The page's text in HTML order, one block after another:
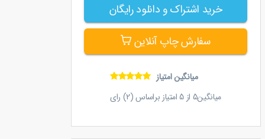
خرید اشتراک و دانلود رایگان
سفارش چاپ آنلاین
میانگین امتیاز
میانگین5 از 5امتیاز براساس (2) رای